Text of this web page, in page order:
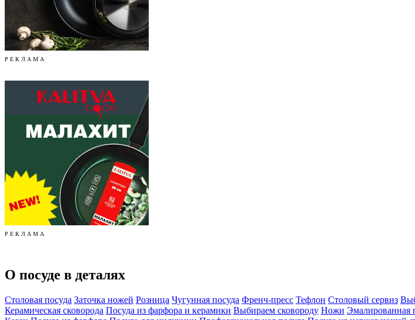
Р Е К Л А М А
Р Е К Л А М А
О посуде в деталях
Столовая посуда Заточка ножей Розница Чугунная посуда Френч-пресс Тефлон Столовый сервиз
Керамическая сковорода Посуда из фарфора и керамики Выбираем сковороду Ножи Эмалированная